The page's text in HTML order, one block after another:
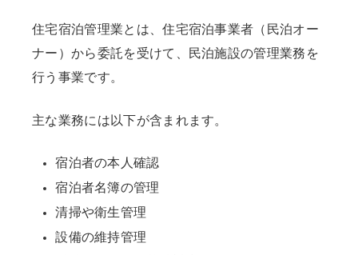
住宅宿泊管理業とは、住宅宿泊事業者（民泊オー
ナー）から委託を受けて、民泊施設の管理業務を
行う事業です。
主な業務には以下が含まれます。
宿泊者の本人確認
宿泊者名簿の管理
清掃や衛生管理
設備の維持管理